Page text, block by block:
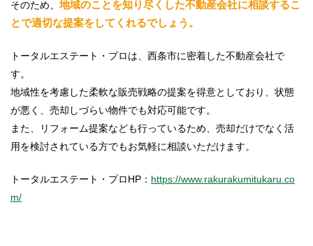
そのため、地域のことを知り尽くした不動産会社に相談するこ
とで適切な提案をしてくれるでしょう。
トータルエステート・プロは、西条市に密着した不動産会社で
す。
地域性を考慮した柔軟な販売戦略の提案を得意としており、状態
が悪く、売却しづらい物件でも対応可能です。
また、リフォーム提案なども行っているため、売却だけでなく活
用を検討されている方でもお気軽に相談いただけます。
トータルエステート・プロHP： https://www.rakurakumitukaru.co
m/